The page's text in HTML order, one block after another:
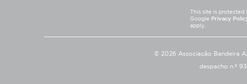
This site is protected
Google Privacy
apply.
© 2026 Associação Bandeira
despacho n.º